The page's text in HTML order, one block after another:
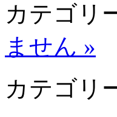
カテゴリ
ません »
カテゴリ